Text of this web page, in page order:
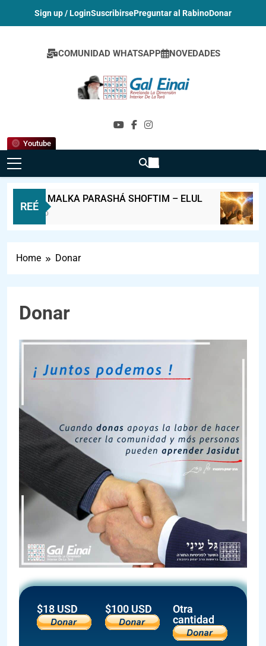
Sign up / LoginSuscribirsePreguntar al RabinoDonar
COMUNIDAD WHATSAPP NOVEDADES
Youtube
Gal Einai En
REÉ
MELAVE MALKA PARASHÁ SHOFTIM – ELUL
7 Horas Ago
Home Donar
Donar
$18 USD $100 USD
Otra
cantidad